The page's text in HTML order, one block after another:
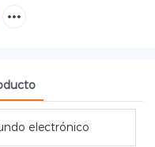
electrónico